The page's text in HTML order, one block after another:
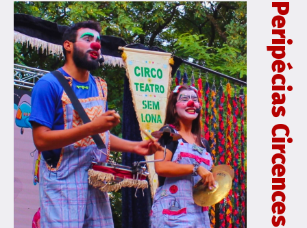
Peripécias Circences